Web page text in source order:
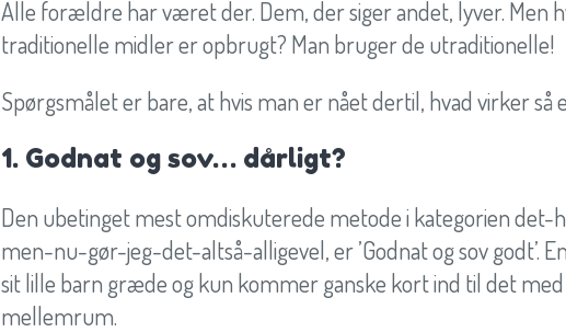
Alle forældre har været der. Dem, der siger andet, lyver. Men
traditionelle midler er opbrugt? Man bruger de utraditionelle!
Spørgsmålet er bare, at hvis man er nået dertil, hvad virker så
1. Godnat og sov… dårligt?
Den ubetinget mest omdiskuterede metode i kategorien
men-nu-gør-jeg-det-altså-alligevel, er ’Godnat og sov godt’.
sit lille barn græde og kun kommer ganske kort ind til det
mellemrum.